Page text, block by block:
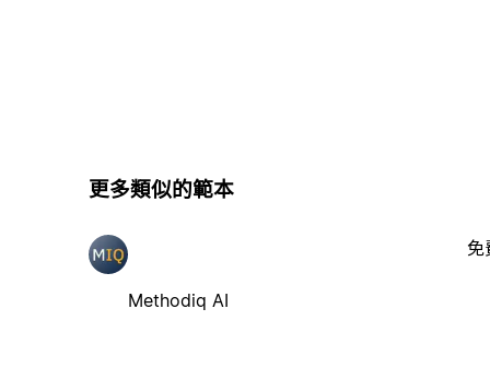
更多類似的範本
Methodiq AI
免